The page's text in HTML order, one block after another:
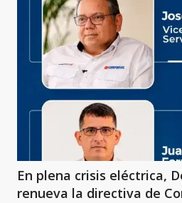
En plena crisis eléctrica,
renueva la directiva de